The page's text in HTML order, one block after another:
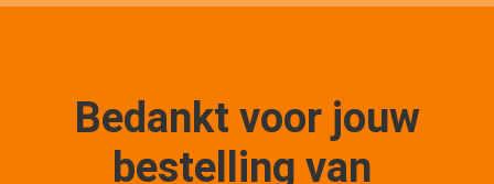
Bedankt voor jouw
bestelling van